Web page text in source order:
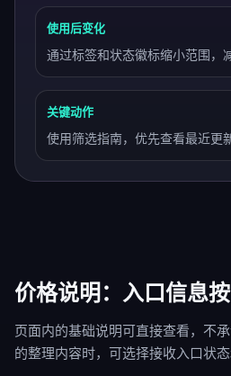
使用后变化
通过标签和状态徽标缩小范围，
关键动作
使用筛选指南，优先查看最近更
价格说明：入口信息
页面内的基础说明可直接查看，不
的整理内容时，可选择接收入口状态